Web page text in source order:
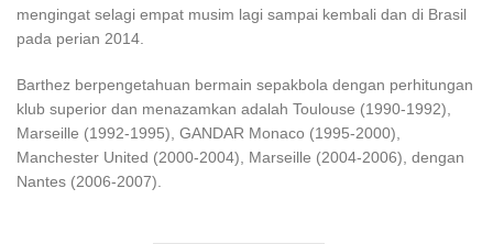
mengingat selagi empat musim lagi sampai kembali dan di Brasil
pada perian 2014.
Barthez berpengetahuan bermain sepakbola dengan perhitungan
klub superior dan menazamkan adalah Toulouse (1990-1992),
Marseille (1992-1995), GANDAR Monaco (1995-2000),
Manchester United (2000-2004), Marseille (2004-2006), dengan
Nantes (2006-2007).